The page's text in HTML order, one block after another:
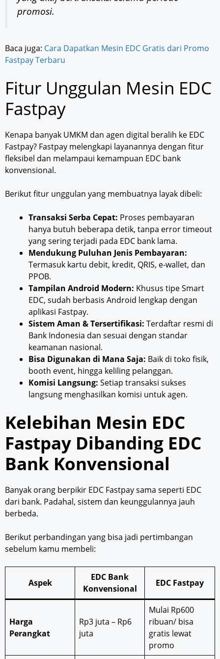
promosi.
Baca juga: Cara Dapatkan Mesin EDC Gratis dari Promo
Fastpay Terbaru
Fitur Unggulan Mesin EDC
Fastpay
Kenapa banyak UMKM dan agen digital beralih ke EDC
Fastpay? Fastpay melengkapi layanannya dengan fitur
fleksibel dan melampaui kemampuan EDC bank
konvensional.
Berikut fitur unggulan yang membuatnya layak dibeli:
Transaksi Serba Cepat: Proses pembayaran
hanya butuh beberapa detik, tanpa error timeout
yang sering terjadi pada EDC bank lama.
Mendukung Puluhan Jenis Pembayaran:
Termasuk kartu debit, kredit, QRIS, e-wallet, dan
PPOB.
Tampilan Android Modern: Khusus tipe Smart
EDC, sudah berbasis Android lengkap dengan
aplikasi Fastpay.
Sistem Aman & Tersertifikasi: Terdaftar resmi di
Bank Indonesia dan sesuai dengan standar
keamanan nasional.
Bisa Digunakan di Mana Saja: Baik di toko fisik,
booth event, hingga keliling pelanggan.
Komisi Langsung: Setiap transaksi sukses
langsung menghasilkan komisi untuk agen.
Kelebihan Mesin EDC
Fastpay Dibanding EDC
Bank Konvensional
Banyak orang berpikir EDC Fastpay sama seperti EDC
dari bank. Padahal, sistem dan keunggulannya jauh
berbeda.
Berikut perbandingan yang bisa jadi pertimbangan
sebelum kamu membeli:
Aspek
EDC Bank
Konvensional
EDC Fastpay
Harga
Perangkat
Rp3 juta – Rp6
juta
Mulai Rp600
ribuan/ bisa
gratis lewat
promo